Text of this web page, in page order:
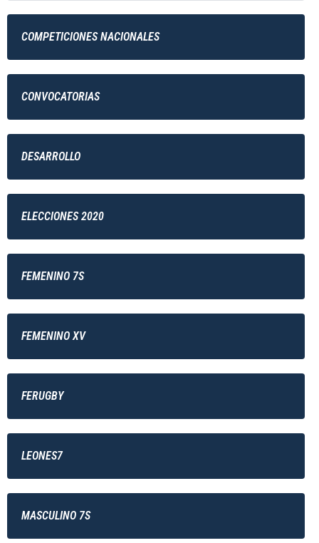
COMPETICIONES NACIONALES
CONVOCATORIAS
DESARROLLO
ELECCIONES 2020
FEMENINO 7S
FEMENINO XV
FERUGBY
LEONES7
MASCULINO 7S